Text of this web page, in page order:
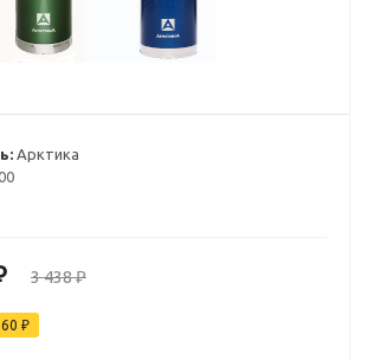
Арктика
3 438₽
₽